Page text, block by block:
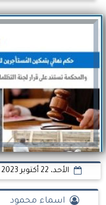
الأحد، 22 أكتوبر 2023
اسماء محمود